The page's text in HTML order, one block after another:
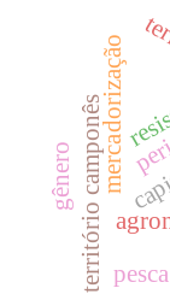
mercadorização
território camponês
gênero